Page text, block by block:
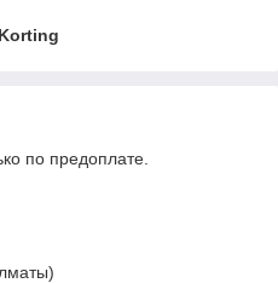
Korting
по предоплате.